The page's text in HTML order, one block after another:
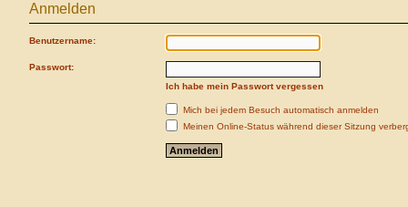
Anmelden
Benutzername:
Passwort:
Ich habe mein Passwort vergessen
Mich bei jedem Besuch automatisch anmelden
Meinen Online-Status während dieser Sitzung